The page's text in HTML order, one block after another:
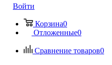
Войти
Корзина0
Отложенные0
Сравнение товаров0